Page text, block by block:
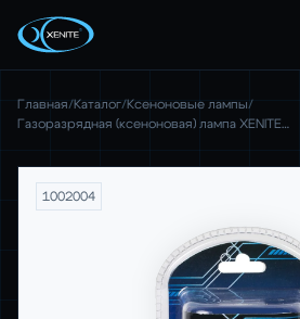
Главная/Каталог/Ксеноновые лампы/
Газоразрядная (ксеноновая) лампа XENITE…
1002004